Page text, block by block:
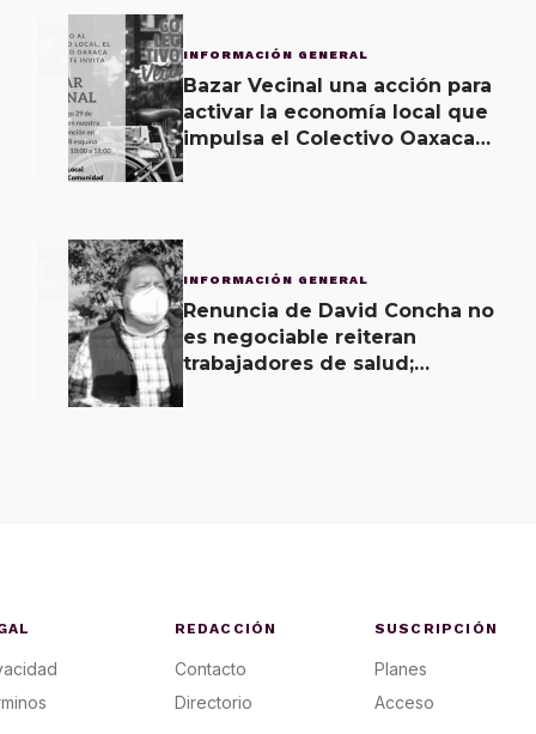
2 INFORMACIÓN GENERAL
Bazar Vecinal una acción para
activar la economía local que
impulsa el Colectivo Oaxaca
3 INFORMACIÓN GENERAL
Renuncia de David Concha no
es negociable reiteran
trabajadores de salud;
REDACCIÓN
Contacto
Directorio
SUSCRIPCIÓN
Planes
Acceso